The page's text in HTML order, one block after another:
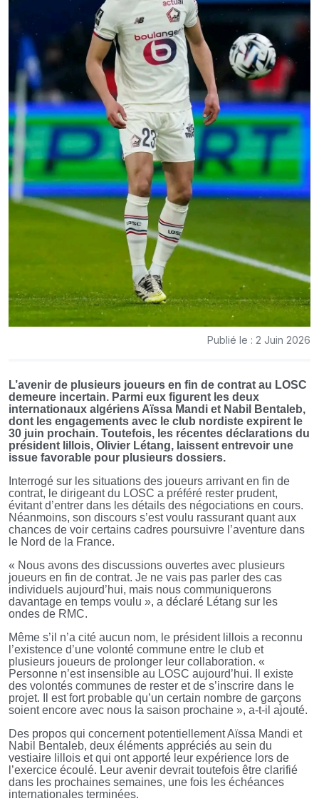
Publié le : 2 Juin 2026
L’avenir de plusieurs joueurs en fin de contrat au LOSC
demeure incertain. Parmi eux figurent les deux
internationaux algériens Aïssa Mandi et Nabil Bentaleb,
dont les engagements avec le club nordiste expirent le
30 juin prochain. Toutefois, les récentes déclarations du
président lillois, Olivier Létang, laissent entrevoir une
issue favorable pour plusieurs dossiers.
Interrogé sur les situations des joueurs arrivant en fin de
contrat, le dirigeant du LOSC a préféré rester prudent,
évitant d’entrer dans les détails des négociations en cours.
Néanmoins, son discours s’est voulu rassurant quant aux
chances de voir certains cadres poursuivre l’aventure dans
le Nord de la France.
« Nous avons des discussions ouvertes avec plusieurs
joueurs en fin de contrat. Je ne vais pas parler des cas
individuels aujourd’hui, mais nous communiquerons
davantage en temps voulu », a déclaré Létang sur les
ondes de RMC.
Même s’il n’a cité aucun nom, le président lillois a reconnu
l’existence d’une volonté commune entre le club et
plusieurs joueurs de prolonger leur collaboration. «
Personne n’est insensible au LOSC aujourd’hui. Il existe
des volontés communes de rester et de s’inscrire dans le
projet. Il est fort probable qu’un certain nombre de garçons
soient encore avec nous la saison prochaine », a-t-il ajouté.
Des propos qui concernent potentiellement Aïssa Mandi et
Nabil Bentaleb, deux éléments appréciés au sein du
vestiaire lillois et qui ont apporté leur expérience lors de
l’exercice écoulé. Leur avenir devrait toutefois être clarifié
dans les prochaines semaines, une fois les échéances
internationales terminées.